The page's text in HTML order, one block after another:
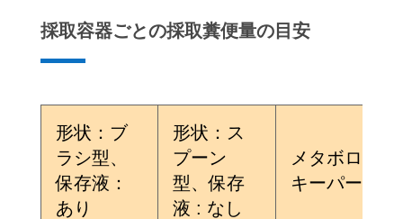
採取容器ごとの採取糞便量の目安
形状：ブ
ラシ型、
保存液：
あり
形状：ス
プーン
型、保存
液 : なし
メタボロ
キーパー®